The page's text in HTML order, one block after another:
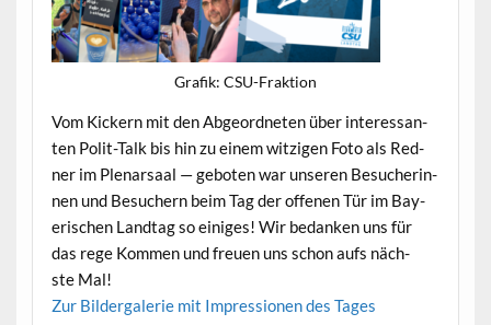
Grafik: CSU-Frak­tion
Vom Kick­ern mit den Abge­ord­neten über inter­es­san­
ten Polit-Talk bis hin zu einem witzi­gen Foto als Red­
ner im Ple­narsaal — geboten war unseren Besucherin­
nen und Besuch­ern beim Tag der offe­nen Tür im Bay­
erischen Land­tag so einiges! Wir bedanken uns für
das rege Kom­men und freuen uns schon aufs näch­
ste Mal!
Zur Bilder­ga­lerie mit Impres­sio­nen des Tages